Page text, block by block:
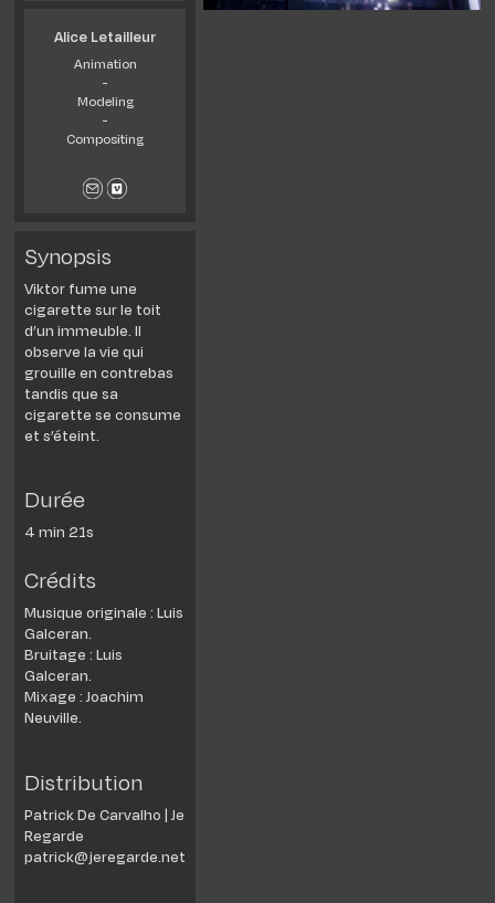
Alice Letailleur
Animation
-
Modeling
-
Compositing
Synopsis
Viktor fume une
cigarette sur le toit
d’un immeuble. Il
observe la vie qui
grouille en contrebas
tandis que sa
cigarette se consume
et s’éteint.
Durée
4 min 21s
Crédits
Musique originale : Luis
Galceran.
Bruitage : Luis
Galceran.
Mixage : Joachim
Neuville.
Distribution
Patrick De Carvalho | Je
Regarde
patrick@jeregarde.net